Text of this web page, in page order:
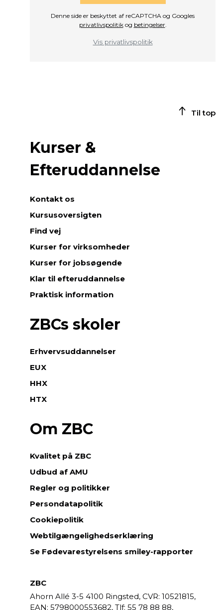
Denne side er beskyttet af reCAPTCHA og Googles
privatlivspolitikog betingelser.
Vis privatlivspolitik
Til top
Kurser &
Efteruddannelse
Kontakt os
Kursusoversigten
Find vej
Kurser for virksomheder
Kurser for jobsøgende
Klar til efteruddannelse
Praktisk information
ZBCs skoler
Erhvervsuddannelser
EUX
HHX
HTX
Om ZBC
Kvalitet på ZBC
Udbud af AMU
Regler og politikker
Persondatapolitik
Cookiepolitik
Webtilgængelighedserklæring
Se Fødevarestyrelsens smiley-rapporter
ZBC
Ahorn Allé 3-5 4100 Ringsted, CVR: 10521815,
EAN: 5798000553682,
55 78 88 88,